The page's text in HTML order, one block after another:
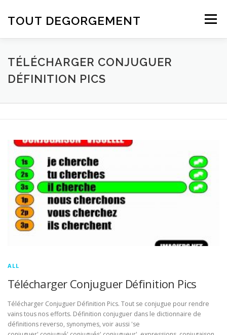
TOUT DEGORGEMENT Menu
TÉLÉCHARGER CONJUGUER
DÉFINITION PICS
ALL
Télécharger Conjuguer Définition Pics
Télécharger Conjuguer Définition Pics. Tout se conjugue pour rendre
vains tous nos efforts. Définition conjuguer dans le dictionnaire de
définitions reverso, synonymes, voir aussi 'se